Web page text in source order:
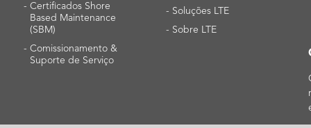
- Certificados Shore
Based Maintenance
(SBM)
- Comissionamento &
Suporte de Serviço
- Soluções LTE
- Sobre LTE